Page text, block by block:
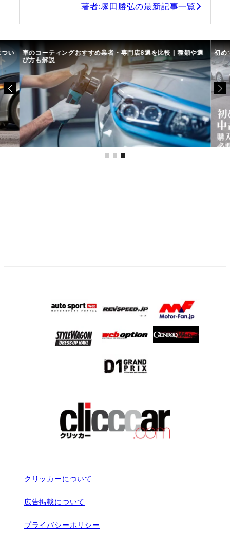
著者:塚田勝弘の最新記事一覧
い 車のコーティングおすすめ業者・専門店8選を比較｜種類や選
び方も解説
初め
クリッカーについて
広告掲載について
プライバシーポリシー